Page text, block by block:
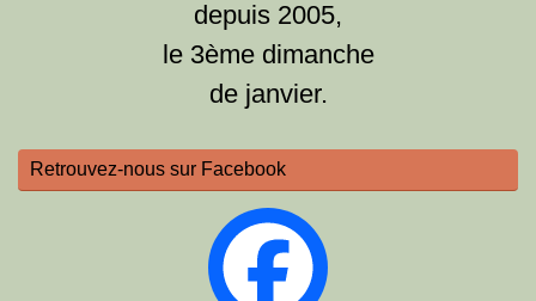
depuis 2005,
le 3ème dimanche
de janvier.
Retrouvez-nous sur Facebook